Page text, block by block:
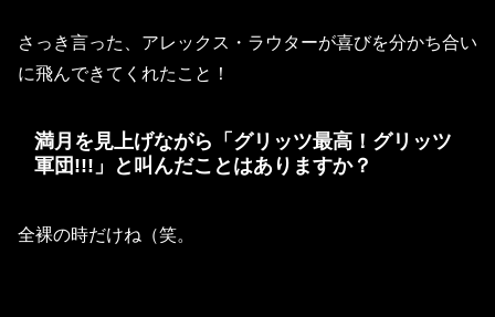
さっき言った、アレックス・ラウターが喜びを分かち合い
に飛んできてくれたこと！
満月を見上げながら「グリッツ最高！グリッツ
軍団!!!」と叫んだことはありますか？
全裸の時だけね（笑。